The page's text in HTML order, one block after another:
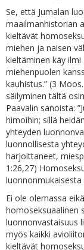
Se, että Jumalan
maailmanhistorian
kieltävät
miehen ja naisen
kieltäminen käy ilmi
miehenpuolen
kauhistus.” (3
säilyminen tältä
Paavalin sanoista:
himoihin; sillä
yhteyden
luonnollisesta
harjoittaneet,
1:26,27)
Ei ole olemassa
homoseksuaalinen
luonnonvastaisuus
myös kaikki
kieltävät